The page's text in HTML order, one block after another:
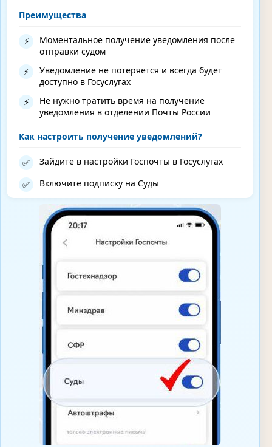
Преимущества
⚡
Моментальное получение уведомления после
отправки судом
⚡
Уведомление не потеряется и всегда будет
доступно в Госуслугах
⚡
Не нужно тратить время на получение
уведомления в отделении Почты России
Как настроить получение уведомлений?
✅ Зайдите в настройки Госпочты в Госуслугах
✅ Включите подписку на Суды